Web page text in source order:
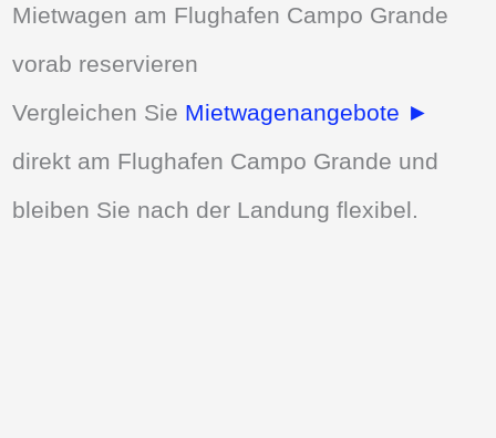
Mietwagen am Flughafen Campo Grande
vorab reservieren
Vergleichen Sie Mietwagenangebote ►
direkt am Flughafen Campo Grande und
bleiben Sie nach der Landung flexibel.